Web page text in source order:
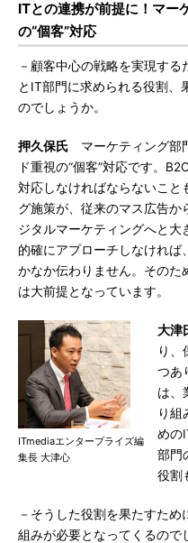
ITとの連携が前提に！マー
の“個客”対応
－顧客中心の戦略を実現す
とIT部門に求められる役割、
のでしょうか。
押久保氏 マーケティング部
ド重視の“個客”対応です。
対応しなければならないこと
グ施策が、従来のマス広告
ジタルマーケティングへと大
的確にアプローチしなければ
かなか伝わりません。そのた
は大前提となっています。
ITmediaエンタープライズ編
集長 大津心
大津
り、
つあ
は、
り組
めの
部門
役割
－そうした役割を果たすた
組みが必要となってくるので